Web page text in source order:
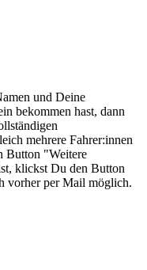
und Deine
bekommen hast, dann
mehrere Fahrer:innen
Button "Weitere
klickst Du den Button
vorher per Mail möglich.